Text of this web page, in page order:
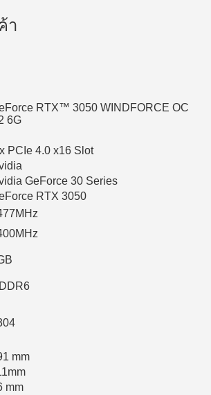
า
RTX™ 3050 WINDFORCE OC
6G
PCIe 4.0 x16 Slot
GeForce 30 Series
RTX 3050
mm
mm